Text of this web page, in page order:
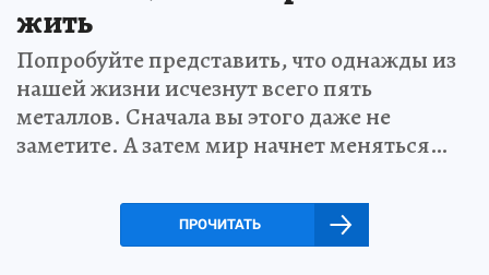
жить
Попробуйте представить, что однажды из
нашей жизни исчезнут всего пять
металлов. Сначала вы этого даже не
заметите. А затем мир начнет меняться…
ПРОЧИТАТЬ